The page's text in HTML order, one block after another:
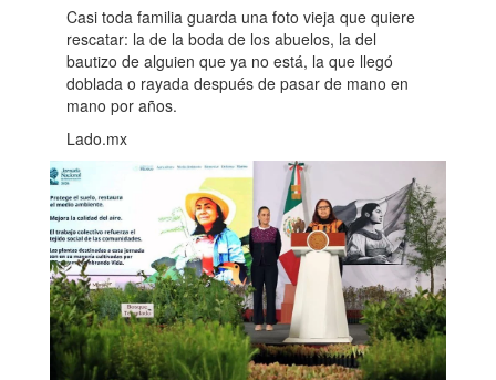
Casi toda familia guarda una foto vieja que quiere
rescatar: la de la boda de los abuelos, la del
bautizo de alguien que ya no está, la que llegó
doblada o rayada después de pasar de mano en
mano por años.
Lado.mx